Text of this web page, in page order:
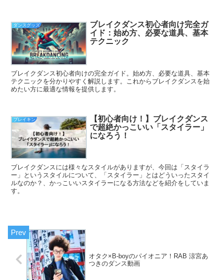
ダンスグッズ
ブレイクダンス初心者向け完全ガ
イド：始め方、必要な道具、基本
テクニック
ブレイクダンス初心者向けの完全ガイド。始め方、必要な道具、基本
テクニックを分かりやすく解説します。これからブレイクダンスを始
めたい方に最適な情報を提供します。
ブレイキン
【初心者向け！】ブレイクダンス
で超絶かっこいい「スタイラー」
になろう！
ブレイクダンスには様々なスタイルがありますが、今回は「スタイラ
ー」というスタイルについて、「スタイラー」とはどういったスタイ
ルなのか？、かっこいいスタイラーになる方法などを紹介をしていま
す。
オタク×B-boyのパイオニア！RAB 涼宮あ
つきのダンス動画